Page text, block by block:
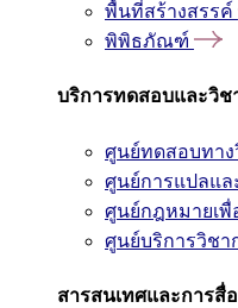
พื้นที่สร้างสรรค์
พิพิธภัณฑ์
บริการทดสอบและวิช
ศูนย์ทดสอบทาง
ศูนย์การแปลแล
ศูนย์กฎหมายเ
ศูนย์บริการวิช
สารสนเทศและการสื่